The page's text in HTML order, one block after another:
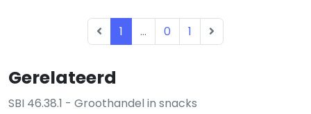
Gerelateerd
SBI 46.38.1 - Groothandel in snacks
1 ... 0 1